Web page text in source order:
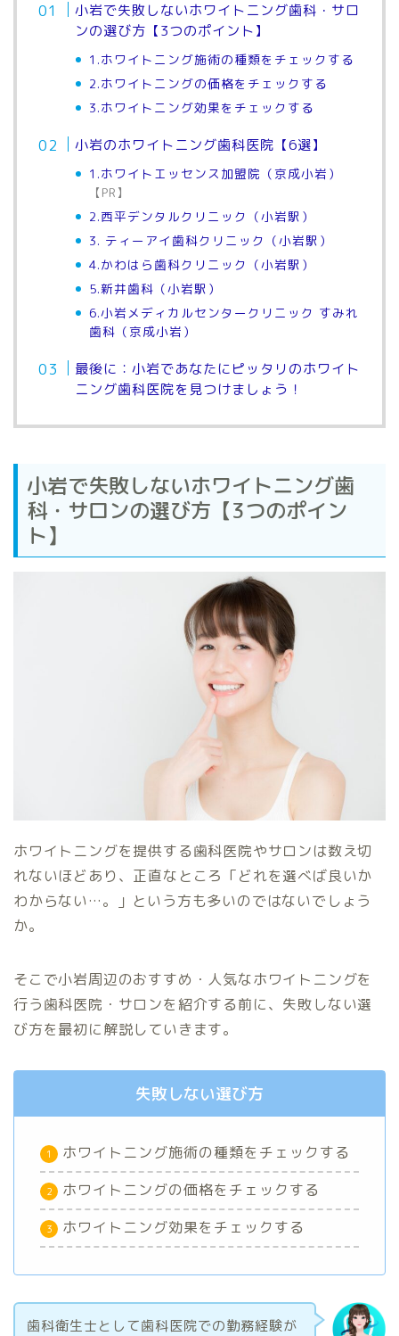
小岩で失敗しないホワイトニング歯科・サロ
ンの選び方【3つのポイント】
1.ホワイトニング施術の種類をチェックする
2.ホワイトニングの価格をチェックする
3.ホワイトニング効果をチェックする
小岩のホワイトニング歯科医院【6選】
1.ホワイトエッセンス加盟院（京成小岩）
【PR】
2.西平デンタルクリニック（小岩駅）
3. ティーアイ歯科クリニック（小岩駅）
4.かわはら歯科クリニック（小岩駅）
5.新井歯科（小岩駅）
6.小岩メディカルセンタークリニック すみれ
歯科（京成小岩）
最後に：小岩であなたにピッタリのホワイト
ニング歯科医院を見つけましょう！
小岩で失敗しないホワイトニング歯
科・サロンの選び方【3つのポイン
ト】
ホワイトニングを提供する歯科医院やサロンは数え切
れないほどあり、正直なところ「どれを選べば良いか
わからない…。」という方も多いのではないでしょう
か。
そこで小岩周辺のおすすめ・人気なホワイトニングを
行う歯科医院・サロンを紹介する前に、失敗しない選
び方を最初に解説していきます。
失敗しない選び方
ホワイトニング施術の種類をチェックする
ホワイトニングの価格をチェックする
ホワイトニング効果をチェックする
歯科衛生士として歯科医院での勤務経験が